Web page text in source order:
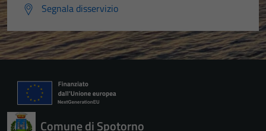
Segnala disservizio
Comune di Spotorno